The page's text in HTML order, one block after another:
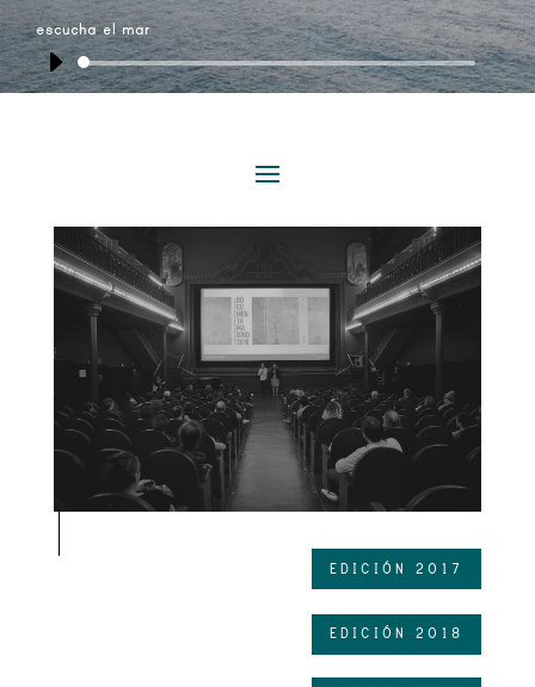
escucha el mar
Reproductor
EDICIÓN 2017
EDICIÓN 2018